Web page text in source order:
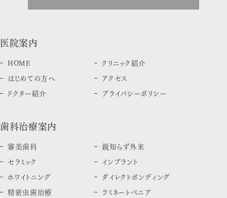
医院案内
HOME
はじめての方へ
ドクター紹介
クリニック紹介
アクセス
プライバシーポリシー
歯科治療案内
審美歯科
セラミック
ホワイトニング
精密虫歯治療
親知らず外来
インプラント
ダイレクトボンディング
ラミネートべニア